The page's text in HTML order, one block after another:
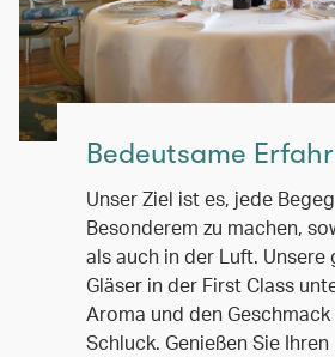
Bedeutsame
Unser Ziel ist es, jede
Besonderem zu machen,
als auch in der Luft. Unsere
Gläser in der First Class
Aroma und den
Schluck. Genießen Sie Ihren